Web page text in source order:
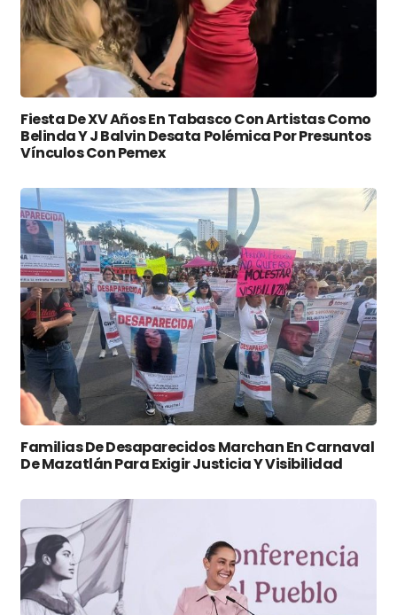
Fiesta De XV Años En Tabasco Con Artistas Como
Belinda Y J Balvin Desata Polémica Por Presuntos
Vínculos Con Pemex
Familias De Desaparecidos Marchan En Carnaval
De Mazatlán Para Exigir Justicia Y Visibilidad